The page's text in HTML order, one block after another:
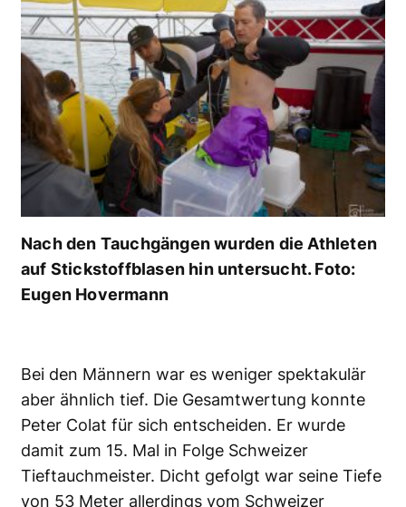
Nach den Tauchgängen wurden die Athleten
auf Stickstoffblasen hin untersucht. Foto:
Eugen Hovermann
Bei den Männern war es weniger spektakulär
aber ähnlich tief. Die Gesamtwertung konnte
Peter Colat für sich entscheiden. Er wurde
damit zum 15. Mal in Folge Schweizer
Tieftauchmeister. Dicht gefolgt war seine Tiefe
von 53 Meter allerdings vom Schweizer